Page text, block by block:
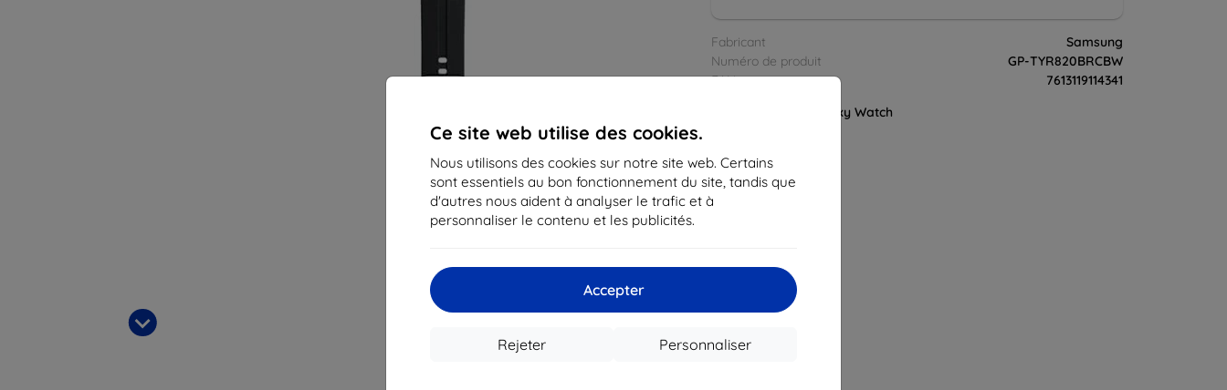
Ce site web utilise des cookies.
Nous utilisons des cookies sur notre site web. Certains
sont essentiels au bon fonctionnement du site, tandis que
d'autres nous aident à analyser le trafic et à
personnaliser le contenu et les publicités.
Accepter
Personnaliser
Rejeter
Fabricant
Samsung
Numéro de produit
GP-TYR820BRCBW
EAN
7613119114341
Galaxy Watch